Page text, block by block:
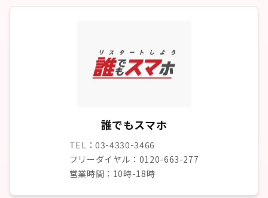
誰でもスマホ
TEL：03-4330-3466
フリーダイヤル：0120-663-277
営業時間：10時-18時